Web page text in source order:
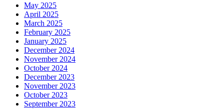
May 2025
April 2025
March 2025
February 2025
January 2025
December 2024
November 2024
October 2024
December 2023
November 2023
October 2023
September 2023